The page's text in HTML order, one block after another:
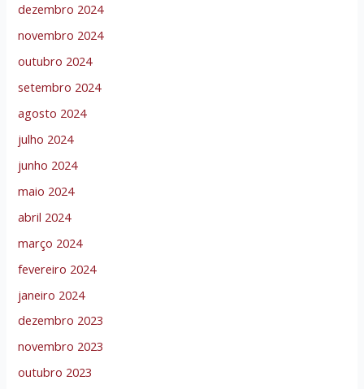
dezembro 2024
novembro 2024
outubro 2024
setembro 2024
agosto 2024
julho 2024
junho 2024
maio 2024
abril 2024
março 2024
fevereiro 2024
janeiro 2024
dezembro 2023
novembro 2023
outubro 2023